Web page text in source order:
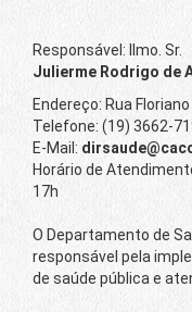
Responsável: Ilmo. Sr.
Julierme Rodrigo de
Endereço: Rua
Telefone: (19) 3662-
E-Mail:
Horário de
17h
O Departamento de
responsável pela
de saúde pública e